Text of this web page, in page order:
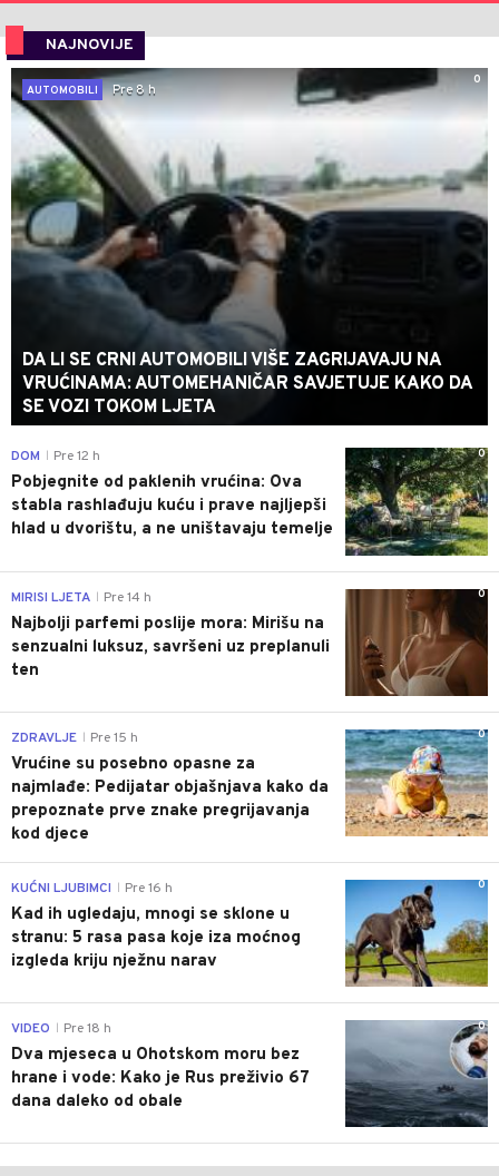
NAJNOVIJE
0
AUTOMOBILI
Pre 8 h
DA LI SE CRNI AUTOMOBILI VIŠE ZAGRIJAVAJU NA
VRUĆINAMA: AUTOMEHANIČAR SAVJETUJE KAKO DA
SE VOZI TOKOM LJETA
0
DOM Pre 12 h
Pobjegnite od paklenih vrućina: Ova
stabla rashlađuju kuću i prave najljepši
hlad u dvorištu, a ne uništavaju temelje
0
MIRISI LJETA Pre 14 h
Najbolji parfemi poslije mora: Mirišu na
senzualni luksuz, savršeni uz preplanuli
ten
0
ZDRAVLJE Pre 15 h
Vrućine su posebno opasne za
najmlađe: Pedijatar objašnjava kako da
prepoznate prve znake pregrijavanja
kod djece
0
KUĆNI LJUBIMCI Pre 16 h
Kad ih ugledaju, mnogi se sklone u
stranu: 5 rasa pasa koje iza moćnog
izgleda kriju nježnu narav
0
VIDEO Pre 18 h
Dva mjeseca u Ohotskom moru bez
hrane i vode: Kako je Rus preživio 67
dana daleko od obale